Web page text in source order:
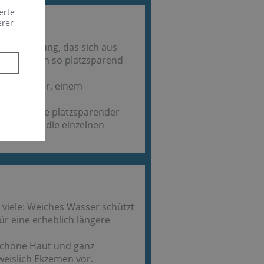
das sich aus
dadurch so platzsparend
einem
da sie platzsparender
sind als die einzelnen
Weiches Wasser schützt
eine erheblich längere
Haut und ganz
Ekzemen vor.